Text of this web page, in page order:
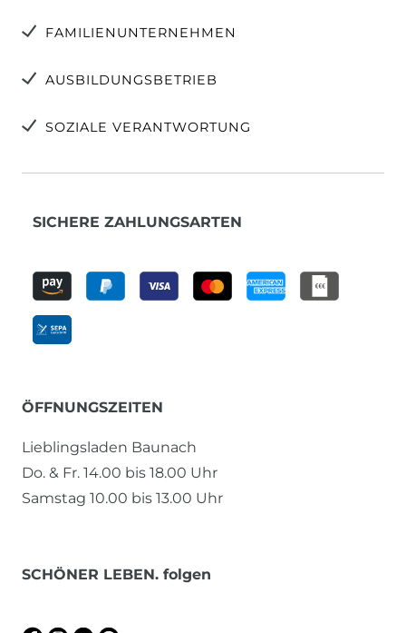
FAMILIENUNTERNEHMEN
AUSBILDUNGSBETRIEB
SOZIALE VERANTWORTUNG
SICHERE ZAHLUNGSARTEN
ÖFFNUNGSZEITEN
Lieblingsladen Baunach
Do. & Fr. 14.00 bis 18.00 Uhr
Samstag 10.00 bis 13.00 Uhr
SCHÖNER LEBEN. folgen